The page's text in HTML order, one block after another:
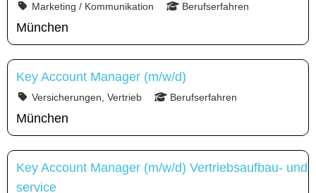
Marketing / Kommunikation Berufserfahren
München
Key Account Manager (m/w/d)
Versicherungen, Vertrieb Berufserfahren
München
Key Account Manager (m/w/d) Vertriebsaufbau- und
service